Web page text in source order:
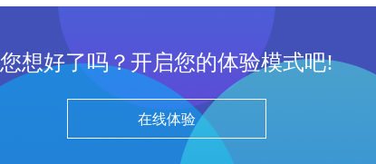
您想好了吗？开启您的体验模式吧!
在线体验